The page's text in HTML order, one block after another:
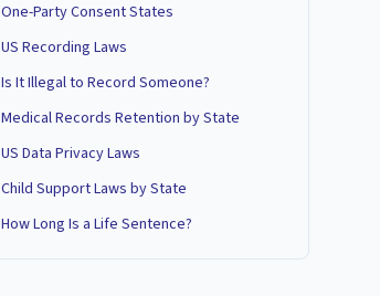
One-Party Consent States
US Recording Laws
Is It Illegal to Record Someone?
Medical Records Retention by State
US Data Privacy Laws
Child Support Laws by State
How Long Is a Life Sentence?